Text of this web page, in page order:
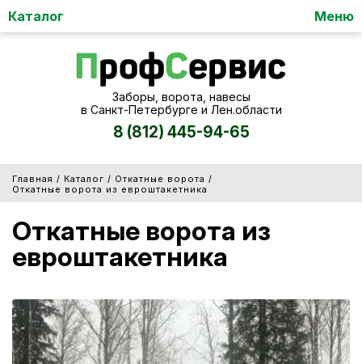
Заборы, ворота, навесы
в Санкт-Петербурге и Лен.области
8 (812) 445-94-65
Каталог Меню
Главная / Каталог / Откатные ворота /
Откатные ворота из евроштакетника
Откатные ворота из
евроштакетника